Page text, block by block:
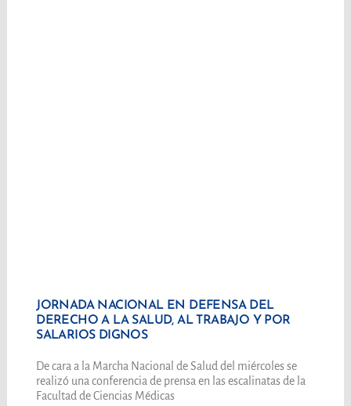
JORNADA NACIONAL EN DEFENSA DEL
DERECHO A LA SALUD, AL TRABAJO Y POR
SALARIOS DIGNOS
De cara a la Marcha Nacional de Salud del miércoles se
realizó una conferencia de prensa en las escalinatas de la
Facultad de Ciencias Médicas